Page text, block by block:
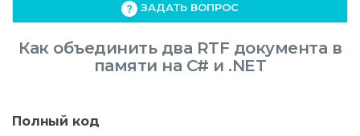
ЗАДАТЬ ВОПРОС
Как объединить два RTF документа в
памяти на C# и .NET
Полный код